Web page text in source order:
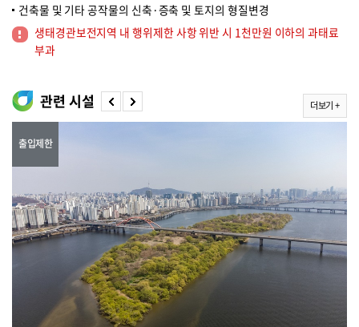
건축물 및 기타 공작물의 신축·증축 및 토지의 형질변경
생태경관보전지역 내 행위제한 사항 위반 시 1천만원 이하의 과태료
부과
관련 시설
출입제한
더보기 +